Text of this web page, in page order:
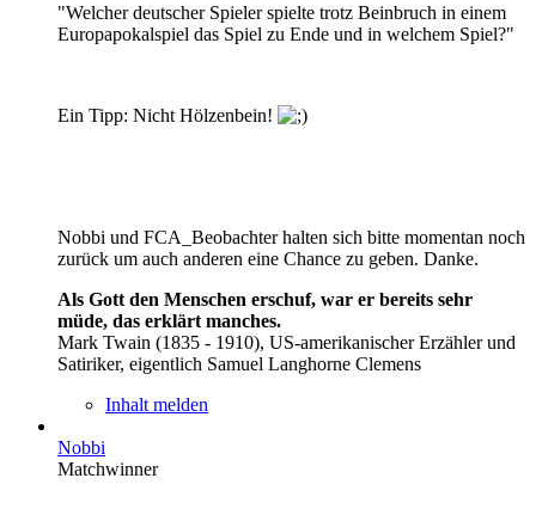
"Welcher deutscher Spieler spielte trotz Beinbruch in einem
Europapokalspiel das Spiel zu Ende und in welchem Spiel?"
Ein Tipp: Nicht Hölzenbein!
Nobbi und FCA_Beobachter halten sich bitte momentan noch
zurück um auch anderen eine Chance zu geben. Danke.
Als Gott den Menschen erschuf, war er bereits sehr
müde, das erklärt manches.
Mark Twain (1835 - 1910), US-amerikanischer Erzähler und
Satiriker, eigentlich Samuel Langhorne Clemens
Inhalt melden
Nobbi
Matchwinner